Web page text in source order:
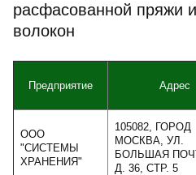
расфасованной пряжи
волокон
Предприятие Адрес
ООО
"СИСТЕМЫ
ХРАНЕНИЯ"
105082, ГОРОД
МОСКВА, УЛ.
БОЛЬШАЯ
Д. 36, СТР. 5